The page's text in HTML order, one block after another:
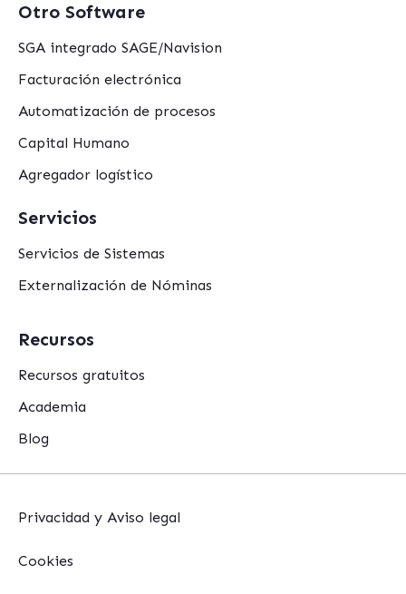
Otro Software
SGA integrado SAGE/Navision
Facturación electrónica
Automatización de procesos
Capital Humano
Agregador logístico
Servicios
Servicios de Sistemas
Externalización de Nóminas
Recursos
Recursos gratuitos
Academia
Blog
Privacidad y Aviso legal
Cookies